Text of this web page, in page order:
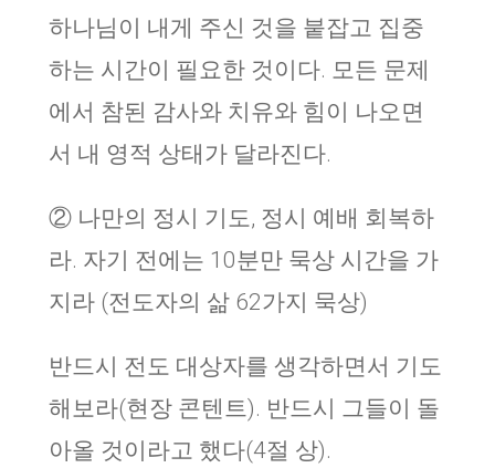
하나님이 내게 주신 것을 붙잡고 집중
하는 시간이 필요한 것이다. 모든 문제
에서 참된 감사와 치유와 힘이 나오면
서 내 영적 상태가 달라진다.
② 나만의 정시 기도, 정시 예배 회복하
라. 자기 전에는 10분만 묵상 시간을 가
지라 (전도자의 삶 62가지 묵상)
반드시 전도 대상자를 생각하면서 기도
해보라(현장 콘텐트). 반드시 그들이 돌
아올 것이라고 했다(4절 상).